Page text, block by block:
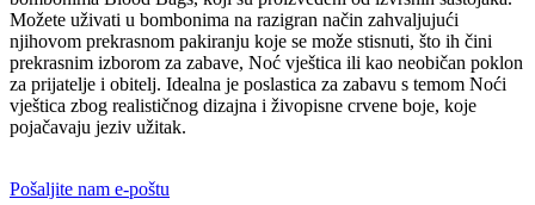
Možete uživati ​​u bombonima na razigran način zahvaljujući
njihovom prekrasnom pakiranju koje se može stisnuti, što ih čini
prekrasnim izborom za zabave, Noć vještica ili kao neobičan poklon
za prijatelje i obitelj. Idealna je poslastica za zabavu s temom Noći
vještica zbog realističnog dizajna i živopisne crvene boje, koje
pojačavaju jeziv užitak.
Pošaljite nam e-poštu